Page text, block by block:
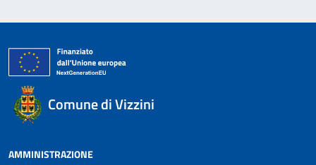
Comune di Vizzini
AMMINISTRAZIONE